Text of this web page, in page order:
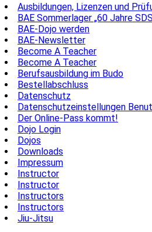
Ausbildungen, Lizenzen und
BAE Sommerlager „60 Jahre
BAE-Dojo werden
BAE-Newsletter
Become A Teacher
Become A Teacher
Berufsausbildung im Budo
Bestellabschluss
Datenschutz
Datenschutzeinstellungen
Der Online-Pass kommt!
Dojo Login
Dojos
Downloads
Impressum
Instructor
Instructor
Instructors
Instructors
Jiu-Jitsu